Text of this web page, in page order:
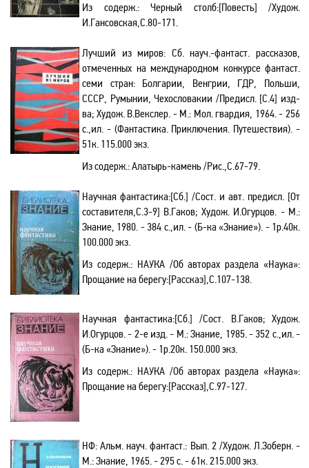
Из содерж.: Черный столб:[Повесть] /Худож.
И.Гансовская,С.80-171.
Лучший из миров: Сб. науч.-фантаст. рассказов,
отмеченных на международном конкурсе фантаст.
семи стран: Болгарии, Венгрии, ГДР, Польши,
СССР, Румынии, Чехословакии /Предисл. [С.4] изд-
ва; Худож. В.Векслер. - М.: Мол. гвардия, 1964. - 256
с.,ил. - (Фантастика.Приключения. Путешествия). -
51к. 115.000 экз.
Из содерж.:Алатырь-камень /Рис.,С.67-79.
Научная фантастика:[Сб.] /Сост. и авт. предисл. [От
составителя,С.3-9] В.Гаков; Худож. И.Огурцов. - М.:
Знание, 1980. - 384 с.,ил. - (Б-ка «Знание»). - 1р.40к.
100.000 экз.
Из содерж.:НАУКА/Об авторах раздела «Наука»:
Прощание на берегу:[Рассказ],С.107-138.
Научная фантастика:[Сб.] /Сост. В.Гаков; Худож.
И.Огурцов. - 2-е изд. - М.: Знание, 1985. - 352 с.,ил. -
(Б-ка «Знание»). - 1р.20к. 150.000 экз.
Из содерж.:НАУКА/Об авторах раздела «Наука»:
Прощание на берегу:[Рассказ],С.97-127.
НФ: Альм. науч. фантаст.: Вып. 2 /Худож. Л.Зоберн. -
М.: Знание, 1965. - 295 с. - 61к. 215.000 экз.